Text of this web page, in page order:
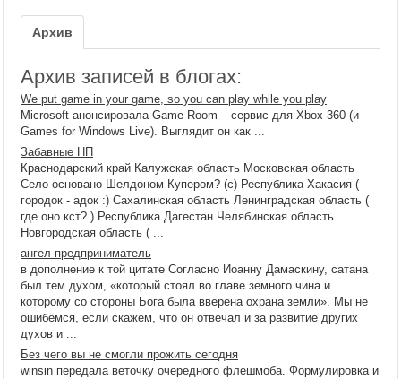
Архив
Архив записей в блогах:
We put game in your game, so you can play while you play
Microsoft анонсировала Game Room – сервис для Xbox 360 (и
Games for Windows Live). Выглядит он как ...
Забавные НП
Краснодарский край Калужская область Московская область
Село основано Шелдоном Купером? (с) Республика Хакасия (
городок - адок :) Сахалинская область Ленинградская область (
где оно кст? ) Республика Дагестан Челябинская область
Новгородская область ( ...
ангел-предприниматель
в дополнение к той цитате Согласно Иоанну Дамаскину, сатана
был тем духом, «который стоял во главе земного чина и
которому со стороны Бога была вверена охрана земли». Мы не
ошибёмся, если скажем, что он отвечал и за развитие других
духов и ...
Без чего вы не смогли прожить сегодня
winsin передала веточку очередного флешмоба. Формулировка и